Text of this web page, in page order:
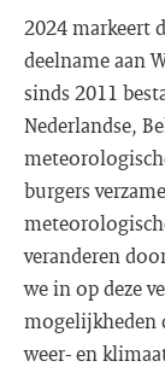
2024 markeert
deelname aan
sinds 2011
Nederlandse,
burgers
veranderen
we in op deze
mogelijkheden
weer- en